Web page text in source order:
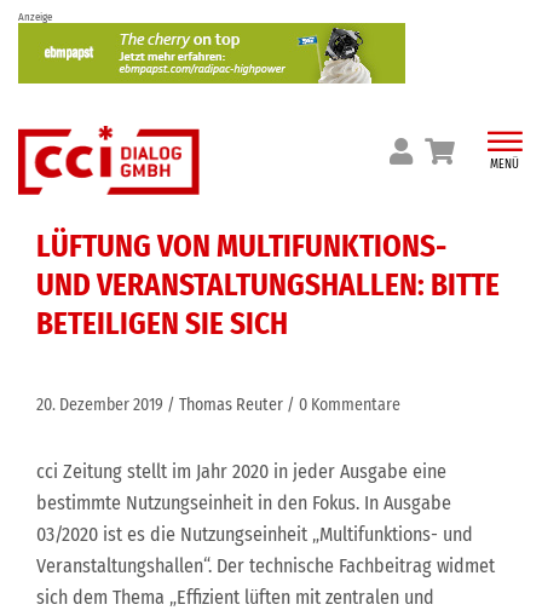
Skip
content
Anzeige
MENÜ
LÜFTUNG VON MULTIFUNKTIONS-
UND VERANSTALTUNGSHALLEN: BITTE
BETEILIGEN SIE SICH
20. Dezember 2019 Thomas Reuter 0 Kommentare
cci Zeitung stellt im Jahr 2020 in jeder Ausgabe eine
bestimmte Nutzungseinheit in den Fokus. In Ausgabe
03/2020 ist es die Nutzungseinheit „Multifunktions- und
Veranstaltungshallen“. Der technische Fachbeitrag widmet
sich dem Thema „Effizient lüften mit zentralen und